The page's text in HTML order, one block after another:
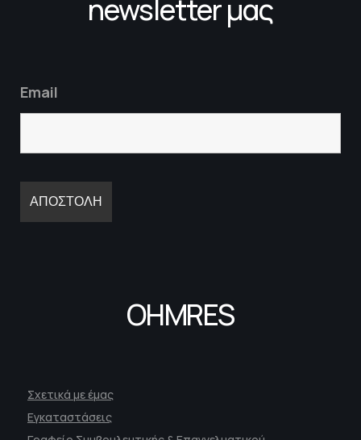
newsletter μας
Email
OHMRES
Σχετικά με έμας
Εγκαταστάσεις